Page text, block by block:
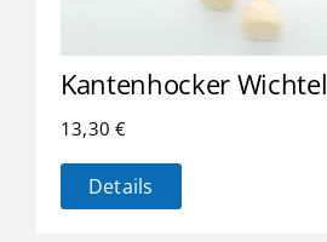
Kantenhocker Wichtel
13,30€
Details